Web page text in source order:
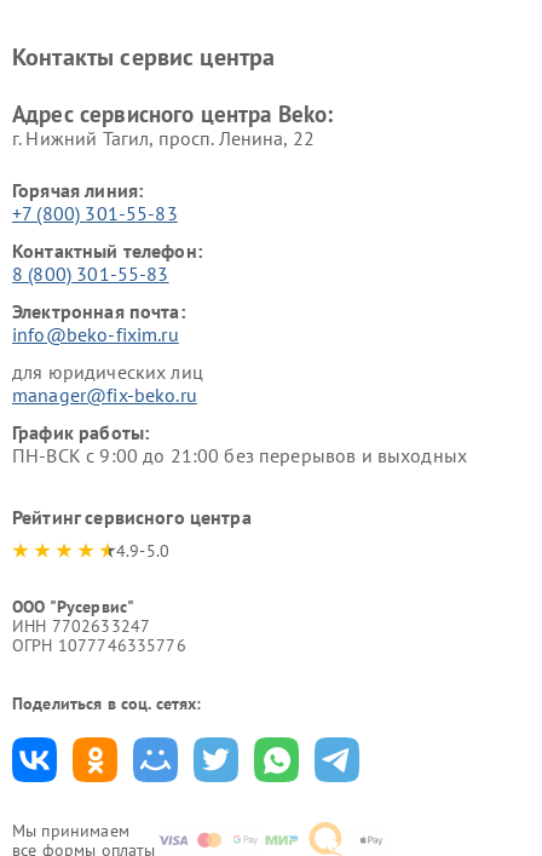
Мы принимаем
все формы оплаты
Ремонт холодильников Beko Ремонт морозильных камер
Контакты сервис центра
Адрес сервисного центра Beko:
г. Нижний Тагил, просп. Ленина, 22
Горячая линия:
+7 (800) 301-55-83
Контактный телефон:
8 (800) 301-55-83
Электронная почта:
info@beko-fixim.ru
для юридических лиц
manager@fix-beko.ru
График работы:
ПН-ВСК с 9:00 до 21:00 без перерывов и выходных
Рейтинг сервисного центра
4.9-5.0
ООО "Русервис"
ИНН 7702633247
ОГРН 1077746335776
Поделиться в соц. сетях: